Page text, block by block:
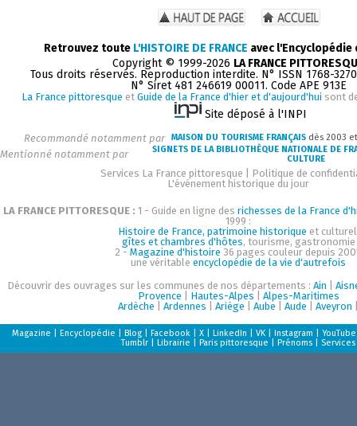
Retrouvez toute L'HISTOIRE DE FRANCE avec
Copyright © 1999-2026 LA FRANCE
Tous droits réservés. Reproduction interdite. N° ISSN 1768-
N° Siret 481 246619 00011. Code APE 913E
La France pittoresque et Guide de la France d'hier et d'aujourd'hui sont
Site déposé à l'INPI
Recommandé notamment par MAISON DU TOURISME FRANÇAIS dès 2003
Mentionné notamment par
SIGNETS DE LA BIBLIOTHÈQUE NATIONALE DE
CULTURE
Services La France pittoresque
Politique de
L'événement historique du jour
LA FRANCE PITTORESQUE : 1 - Guide en ligne des richesses de la France
1999 :
Histoire de France, patrimoine historique et
gîtes et chambres d'hôtes, tourisme, gastronomie
2 - Magazine d'histoire 36 pages couleur depuis
une véritableencyclopédie de la vie d'autrefois
Découvrir des ouvrages sur les communes de nos départements :Ain |
Provence
Hautes-Alpes
Alpes-Maritimes
Ardèche |Ardennes |Ariège |Aube |Aude |Aveyron
Magazine |Encyclopédie |Blog |Facebook |X |LinkedIn |VK |Instagram |YouTube
Tumblr |Librairie |Paris pittoresque |Prénoms Services